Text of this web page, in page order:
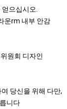
으십시오.
운rm 내부 안감
원회 디자인
당신을 위해 다만,
니다